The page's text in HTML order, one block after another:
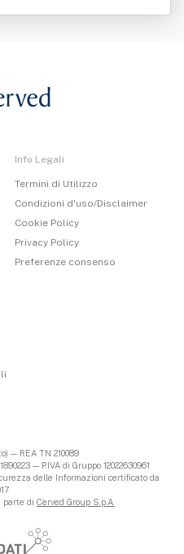
Info Legali
Termini di Utilizzo
Condizioni d'uso/Disclaimer
Cookie Policy
Privacy Policy
Preferenze consenso
— REA TN 210089
— P.IVA di Gruppo 12022630961
delle Informazioni certificato da
parte di Cerved Group S.p.A.